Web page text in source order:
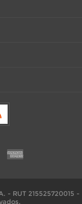
- RUT 215525720015 -